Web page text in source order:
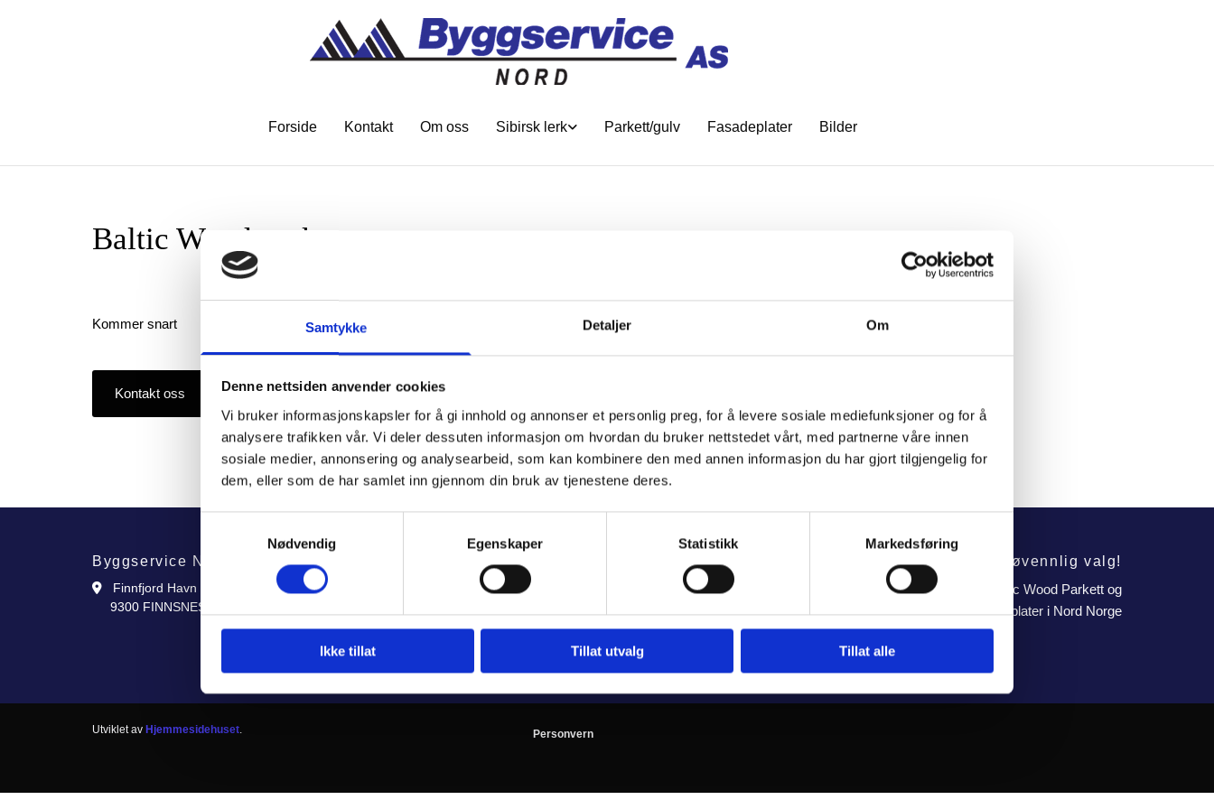
Samtykke Detaljer Om
Denne nettsiden anvender cookies
Vi bruker informasjonskapsler for å gi innhold og annonser et personlig preg, for å levere sosiale mediefunksjoner og for å
analysere trafikken vår. Vi deler dessuten informasjon om hvordan du bruker nettstedet vårt, med partnerne våre innen
sosiale medier, annonsering og analysearbeid, som kan kombinere den med annen informasjon du har gjort tilgjengelig for
dem, eller som de har samlet inn gjennom din bruk av tjenestene deres.
Nødvendig
Egenskaper Statistikk Markedsføring
Ikke tillat Tillat utvalg Tillat alle
Forside Kontakt Om oss Sibirsk lerk Parkett/gulv Fasadeplater Bilder
Baltic Wood parkett
Kommer snart
Kontakt oss
Byggservice Nord AS
 Finnfjord Havn
9300 FINNSNES
Kontakt oss

Et miljøvennlig valg!
Leverandør av Sibirsk lerk, Baltic Wood Parkett og
fasadeplater i Nord Norge
Utviklet av Hjemmesidehuset. Personvern